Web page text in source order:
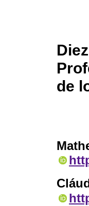
de